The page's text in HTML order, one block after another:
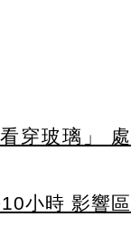
穿玻璃」 處
小時 影響區